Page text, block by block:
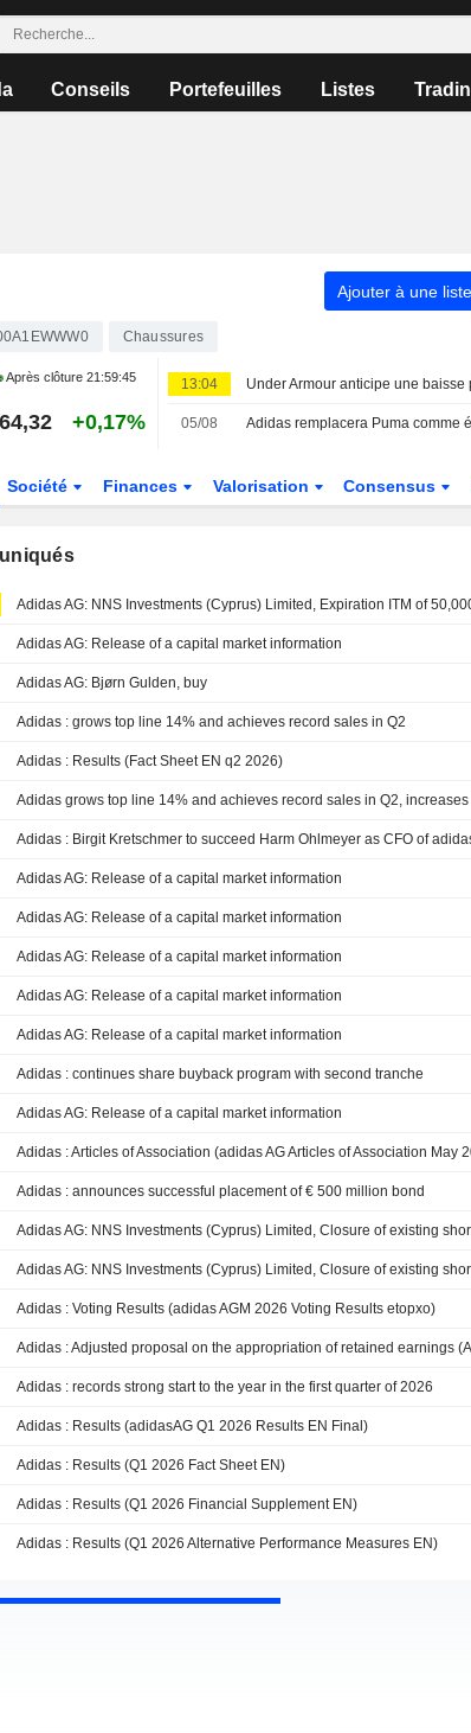
Conseils Portefeuilles Listes
Ajouter à une liste
Chaussures
Après clôture 21:59:45
+0,17%
13:04
05/08
Société Finances Valorisation Consensus
Adidas AG: Release of a capital market information
Adidas AG: Bjørn Gulden, buy
Adidas : grows top line 14% and achieves record sales in Q2
Adidas : Results (Fact Sheet EN q2 2026)
Adidas : Birgit Kretschmer to succeed Harm Ohlmeyer as CFO of
Adidas AG: Release of a capital market information
Adidas AG: Release of a capital market information
Adidas AG: Release of a capital market information
Adidas AG: Release of a capital market information
Adidas AG: Release of a capital market information
Adidas : continues share buyback program with second tranche
Adidas AG: Release of a capital market information
Adidas : Articles of Association (adidas AG Articles of Association May
Adidas : announces successful placement of € 500 million bond
Adidas : Voting Results (adidas AGM 2026 Voting Results etopxo)
Adidas : records strong start to the year in the first quarter of 2026
Adidas : Results (adidasAG Q1 2026 Results EN Final)
Adidas : Results (Q1 2026 Fact Sheet EN)
Adidas : Results (Q1 2026 Financial Supplement EN)
Adidas : Results (Q1 2026 Alternative Performance Measures EN)